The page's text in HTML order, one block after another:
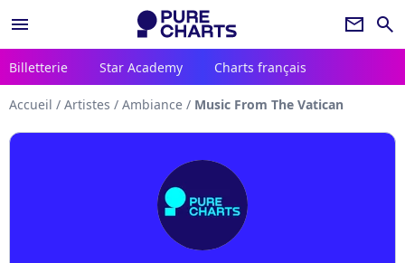
menu newsletter search
Billetterie Star Academy Charts français
Accueil / Artistes / Ambiance / Music From The Vatican